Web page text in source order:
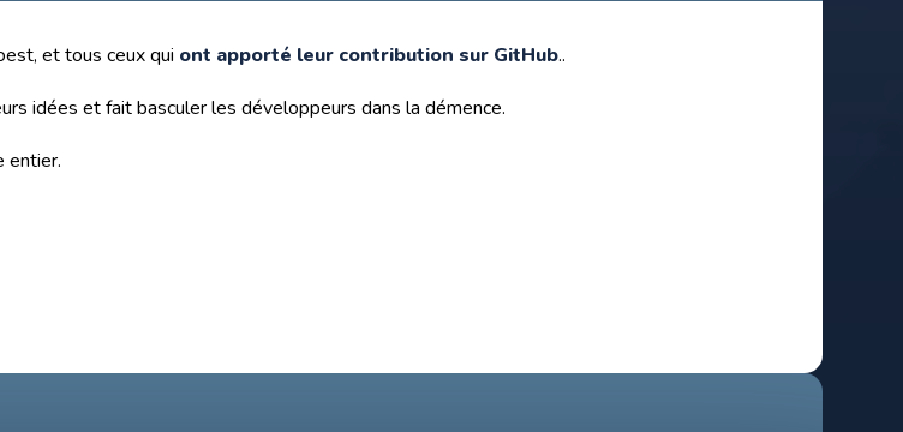
et tous ceux qui ont apporté leur contribution sur GitHub..
idées et fait basculer les développeurs dans la démence.
entier.